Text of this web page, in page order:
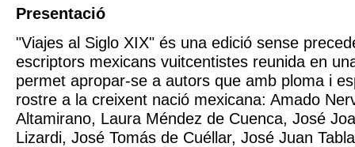
Presentació
"Viajes al Siglo XIX" és una edició sense
escriptors mexicans vuitcentistes reunida en
permet apropar-se a autors que amb ploma i
rostre a la creixent nació mexicana: Amado
Altamirano, Laura Méndez de Cuenca, José
Lizardi, José Tomás de Cuéllar, José Juan